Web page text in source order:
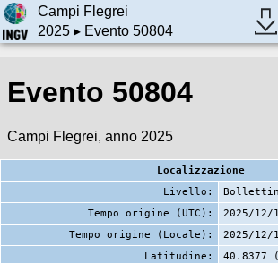
Campi Flegrei
2025▸ Evento 50804
Evento 50804
Campi Flegrei, anno 2025
Localizzazione
Livello:
Tempo origine (UTC):
2025/12/
Tempo origine (Locale):
2025/12/
Latitudine:
40.8377